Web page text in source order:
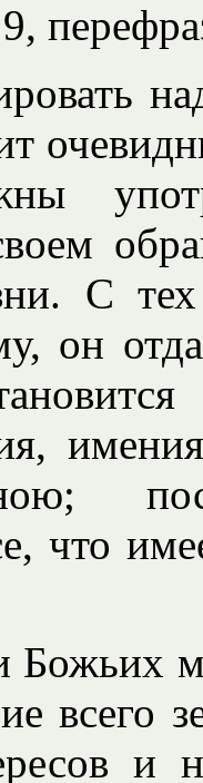
С
он
что
Божьих
всего
и